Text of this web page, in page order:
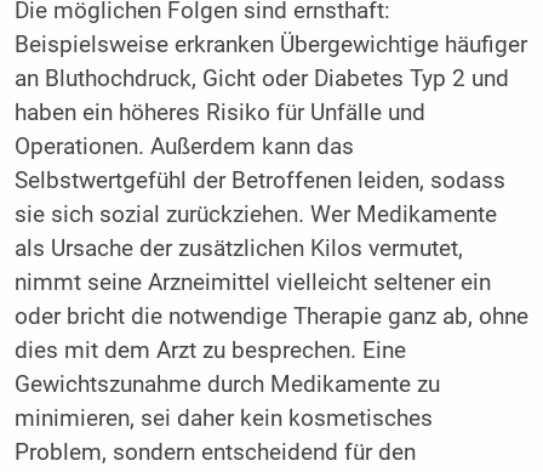
Die möglichen Folgen sind ernsthaft:
Beispielsweise erkranken Übergewichtige häufiger
an Bluthochdruck, Gicht oder Diabetes Typ 2 und
haben ein höheres Risiko für Unfälle und
Operationen. Außerdem kann das
Selbstwertgefühl der Betroffenen leiden, sodass
sie sich sozial zurückziehen. Wer Medikamente
als Ursache der zusätzlichen Kilos vermutet,
nimmt seine Arzneimittel vielleicht seltener ein
oder bricht die notwendige Therapie ganz ab, ohne
dies mit dem Arzt zu besprechen. Eine
Gewichtszunahme durch Medikamente zu
minimieren, sei daher kein kosmetisches
Problem, sondern entscheidend für den